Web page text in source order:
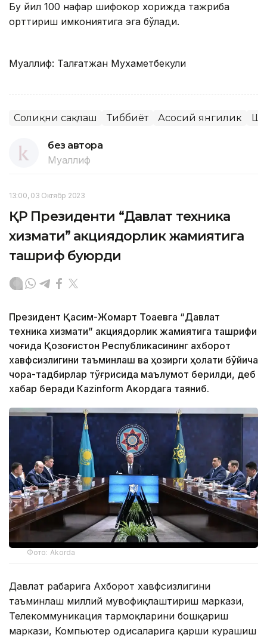
Бу йил 100 нафар шифокор хорижда тажриба
орттириш имкониятига эга бўлади.
Муаллиф: Талғатжан Мухаметбекули
Соғлиқни сақлаш Тиббиёт Асосий янгилик
без автора
Муаллиф
13:00, 03 Октябр 2023
ҚР Президенти “Давлат техника
хизмати” акциядорлик жамиятига
ташриф буюрди
Президент Қасим-Жомарт Тоқаевга “Давлат
техника хизмати” акциядорлик жамиятига ташрифи
чоғида Қозоғистон Республикасининг ахборот
хавфсизлигини таъминлаш ва ҳозирги ҳолати бўйича
чора-тадбирлар тўғрисида маълумот берилди, деб
хабар беради Каzinform Акордага таяниб.
Фото: Akorda
Давлат раҳбарига Ахборот хавфсизлигини
таъминлаш миллий мувофиқлаштириш маркази,
Телекоммуникация тармоқларини бошқариш
маркази, Компьютер ҳодисаларига қарши курашиш